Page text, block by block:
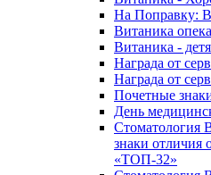
На Поправку:
Витаника
Витаника -
Награда от
Награда от
Почетные
День
Стоматология
знаки отличия
«ТОП-32»